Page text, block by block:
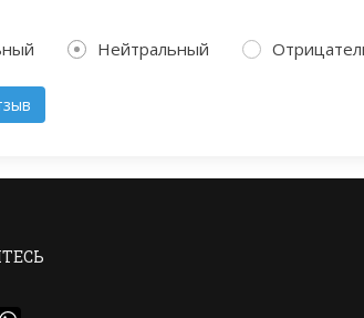
Нейтральный